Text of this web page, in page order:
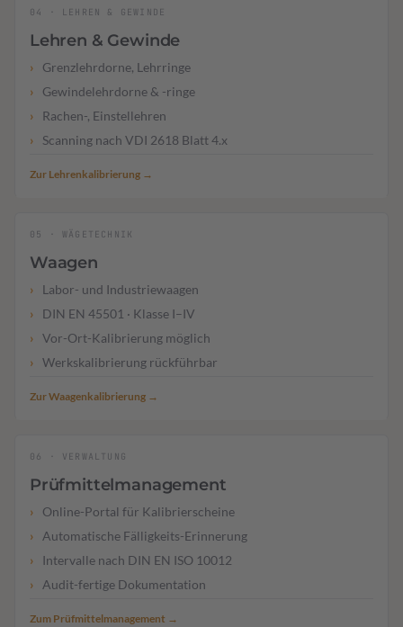
04 · LEHREN & GEWINDE
Lehren & Gewinde
Grenzlehrdorne, Lehrringe
Gewindelehrdorne & -ringe
Rachen-, Einstellehren
Scanning nach VDI 2618 Blatt 4.x
Zur Lehrenkalibrierung →
05 · WÄGETECHNIK
Waagen
Labor- und Industriewaagen
DIN EN 45501 · Klasse I–IV
Vor-Ort-Kalibrierung möglich
Werkskalibrierung rückführbar
Zur Waagenkalibrierung →
06 · VERWALTUNG
Prüfmittelmanagement
Online-Portal für Kalibrierscheine
Automatische Fälligkeits-Erinnerung
Intervalle nach DIN EN ISO 10012
Audit-fertige Dokumentation
Zum Prüfmittelmanagement →